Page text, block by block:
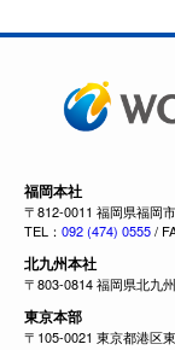
福岡本社
〒812-0011 福岡県福岡
TEL： 092 (474) 0555/
北九州本社
〒803-0814 福岡県北九
東京本部
〒105-0021 東京都港区